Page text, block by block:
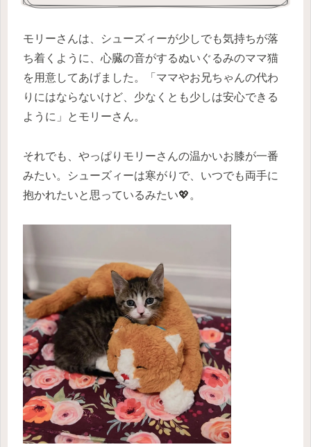
モリーさんは、シューズィーが少しでも気持ちが落
ち着くように、心臓の音がするぬいぐるみのママ猫
を用意してあげました。「ママやお兄ちゃんの代わ
りにはならないけど、少なくとも少しは安心できる
ように」とモリーさん。
それでも、やっぱりモリーさんの温かいお膝が一番
みたい。シューズィーは寒がりで、いつでも両手に
抱かれたいと思っているみたい💖。